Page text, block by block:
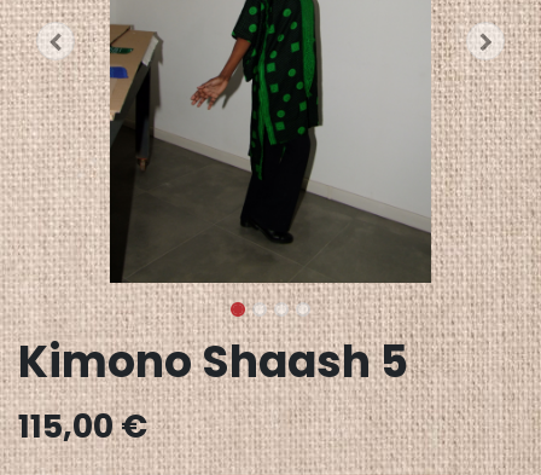
Kimono Shaash 5
115,00€